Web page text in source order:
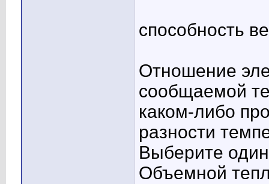
способность
Отношение
сообщаемой
каком-либо
разности
Выберите
Объемной